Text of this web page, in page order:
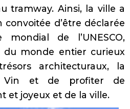
tramway. Ainsi, la ville a
d’être déclarée
de l’UNESCO,
du monde entier curieux
architecturaux, la
Vin et de profiter de
et joyeux et de la ville.